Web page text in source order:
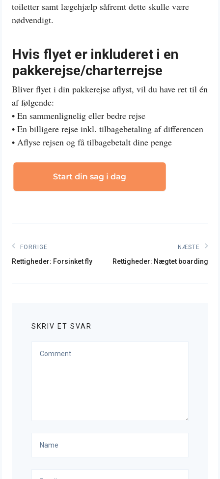
toiletter samt lægehjælp såfremt dette skulle være
nødvendigt.
Hvis flyet er inkluderet i en
pakkerejse/charterrejse
Bliver flyet i din pakkerejse aflyst, vil du have ret til én
af følgende:
• En sammenlignelig eller bedre rejse
• En billigere rejse inkl. tilbagebetaling af differencen
• Aflyse rejsen og få tilbagebetalt dine penge
Indlægsnavigation
FORRIGE
Forrige
Rettigheder: Forsinket fly
NÆSTE
Næste
Rettigheder: Nægtet boarding
SKRIV ET SVAR